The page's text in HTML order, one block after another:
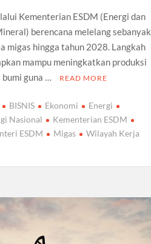
Kementerian ESDM (Energi dan
berencana melelang sebanyak
migas hingga tahun 2028. Langkah
mampu meningkatkan produksi
bumi guna …
READ MORE
BISNIS Ekonomi
Energi
Nasional
Kementerian ESDM
ESDM Migas
Wilayah Kerja